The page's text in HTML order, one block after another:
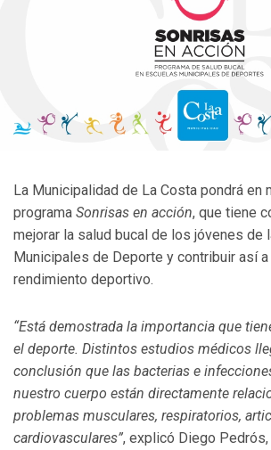
La Municipalidad de La Costa pondrá en
programa Sonrisas en acción, que tiene
mejorar la salud bucal de los jóvenes de
Municipales de Deporte y contribuir así a
rendimiento deportivo.
“Está demostrada la importancia que
el deporte. Distintos estudios médicos
conclusión que las bacterias e
nuestro cuerpo están directamente
problemas musculares, respiratorios,
cardiovasculares”, explicó Diego